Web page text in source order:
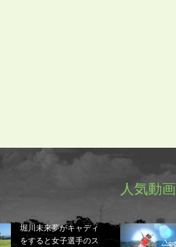
堀川未来夢がキャディ
をすると女子選手のス
人気動画